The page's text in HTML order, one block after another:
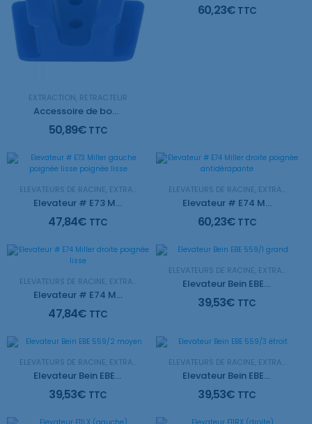
EXTRACTION RÉTRACTEUR
Accessoire de bouche Markel MP 54 pour adultes
50,89€ TTC
60,23€ TTC
ELEVATEURS DE RACINE EXTRACTION
Elevateur # E73 Miller gauche poignée lisse poignée lisse
47,84€ TTC
ELEVATEURS DE RACINE EXTRACTION
Elevateur # E74 Miller droite poignée antidérapante
60,23€ TTC
ELEVATEURS DE RACINE EXTRACTION
Elevateur # E74 Miller droite poignée lisse
47,84€ TTC
ELEVATEURS DE RACINE EXTRACTION
Elevateur Bein EBE 559/1 grand
39,53€ TTC
ELEVATEURS DE RACINE EXTRACTION
Elevateur Bein EBE 559/2 moyen
39,53€ TTC
ELEVATEURS DE RACINE EXTRACTION
Elevateur Bein EBE 559/3 étroit
39,53€ TTC